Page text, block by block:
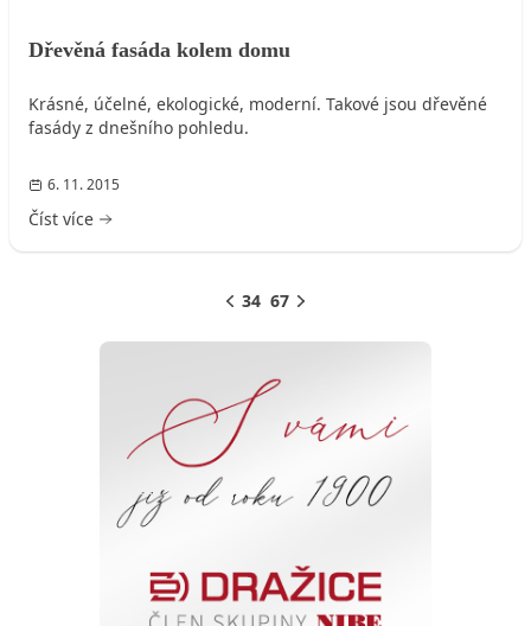
Dřevěná fasáda kolem domu
Krásné, účelné, ekologické, moderní. Takové jsou dřevěné
fasády z dnešního pohledu.
6. 11. 2015
Číst více
Předchozí
34 67 Další